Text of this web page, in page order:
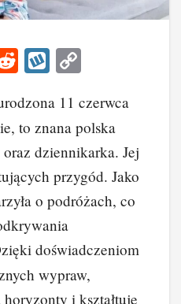
R
d
di
t
W
o
p
p
y
Li
n
k
11 czerwca
to znana polska
dziennikarka. Jej
przygód. Jako
o podróżach, co
doświadczeniom
wypraw,
i kształtuje